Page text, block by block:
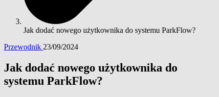
Jak dodać nowego użytkownika do systemu ParkFlow?
Przewodnik 23/09/2024
Jak dodać nowego użytkownika do
systemu ParkFlow?